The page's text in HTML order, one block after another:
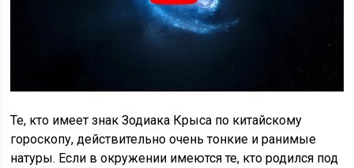
Те, кто имеет знак Зодиака Крыса по китайскому
гороскопу, действительно очень тонкие и ранимые
натуры. Если в окружении имеются те, кто родился под